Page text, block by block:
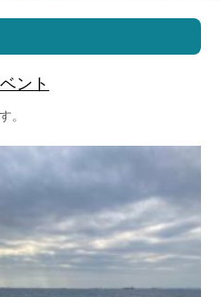
ボート販売
Company
リンク集
ント
。